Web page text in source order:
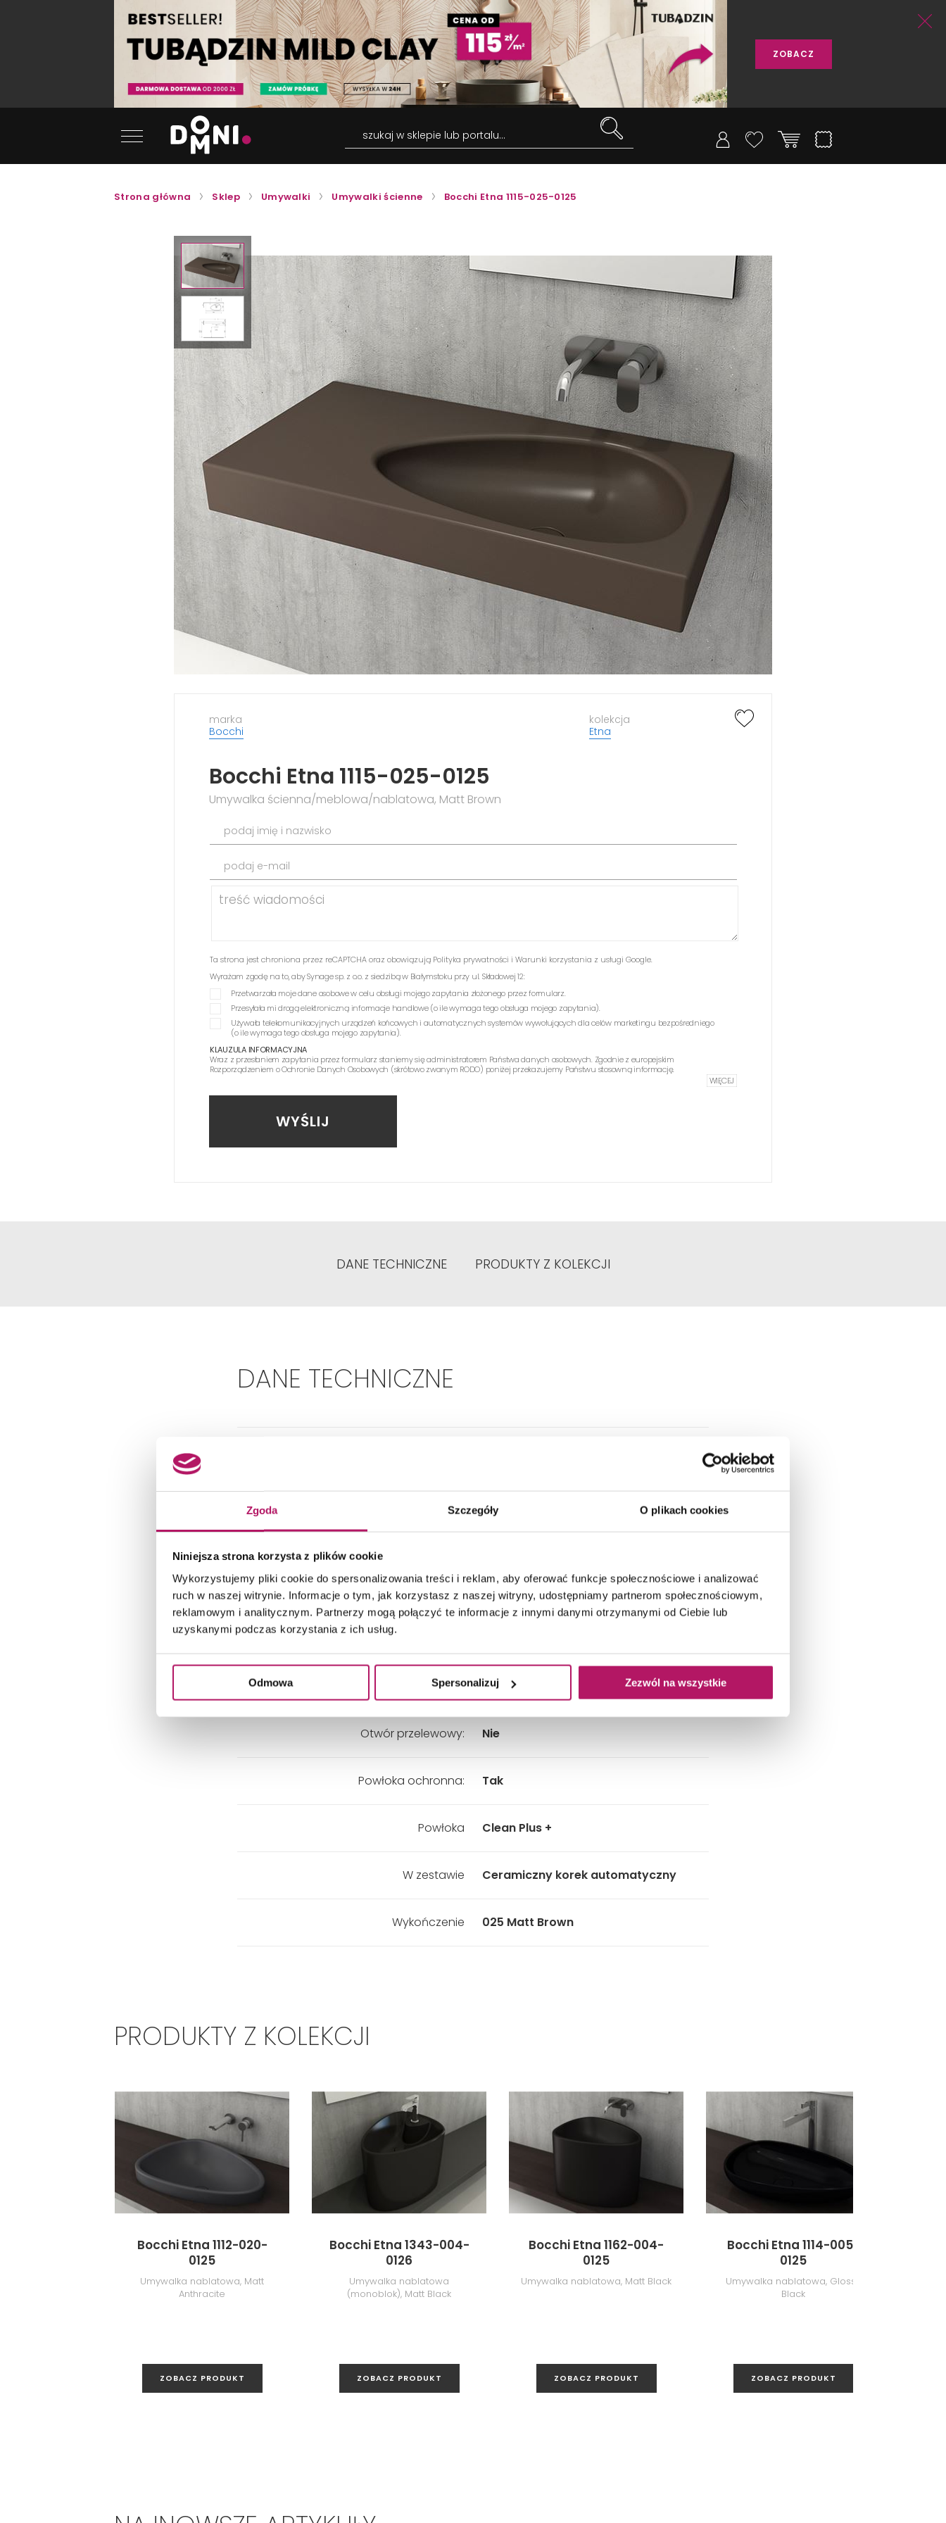
Zgoda Szczegóły O plikach cookies
Niniejsza strona korzysta z plików cookie
Wykorzystujemy pliki cookie do spersonalizowania treści i reklam, aby oferować funkcje społecznościowe i analizować
ruch w naszej witrynie. Informacje o tym, jak korzystasz z naszej witryny, udostępniamy partnerom społecznościowym,
reklamowym i analitycznym. Partnerzy mogą połączyć te informacje z innymi danymi otrzymanymi od Ciebie lub
uzyskanymi podczas korzystania z ich usług.
Odmowa Spersonalizuj Zezwól na wszystkie
ZOBACZ
szukaj w sklepie lub portalu...
Strona główna Sklep Umywalki Umywalki ścienne Bocchi Etna 1115-025-0125
marka
Bocchi
kolekcja
Etna
Bocchi Etna 1115-025-0125
Umywalka ścienna/meblowa/nablatowa, Matt Brown
podaj imię i nazwisko
podaj e-mail
Ta strona jest chroniona przez reCAPTCHA oraz obowiązują Polityka prywatności i Warunki korzystania z usługi Google.
Wyrażam zgodę na to, aby Synage sp. z o.o. z siedzibą w Białymstoku przy ul. Składowej 12:
Przetwarzała moje dane osobowe w celu obsługi mojego zapytania złożonego przez formularz.
Przesyłała mi drogą elektroniczną informacje handlowe (o ile wymaga tego obsługa mojego zapytania).
Używała telekomunikacyjnych urządzeń końcowych i automatycznych systemów wywołujących dla celów marketingu bezpośredniego
(o ile wymaga tego obsługa mojego zapytania).
KLAUZULA INFORMACYJNA
Wraz z przesłaniem zapytania przez formularz staniemy się administratorem Państwa danych osobowych. Zgodnie z europejskim
Rozporządzeniem o Ochronie Danych Osobowych (skrótowo zwanym RODO) poniżej przekazujemy Państwu stosowną informację.
WIĘCEJ
WYŚLIJ
DANE TECHNICZNE PRODUKTY Z KOLEKCJI
DANE TECHNICZNE
Dokładny wymiar - Szerokość: 900 mm
Dokładny wymiar - Wysokość:
Kolor: Brązowy
Otwór przelewowy: Nie
Powłoka ochronna: Tak
Powłoka Clean Plus +
W zestawie Ceramiczny korek automatyczny
Wykończenie 025 Matt Brown
PRODUKTY Z KOLEKCJI
Bocchi Etna 1112-020-
0125
Umywalka nablatowa, Matt
Anthracite
ZOBACZ PRODUKT
Bocchi Etna 1343-004-
0126
Umywalka nablatowa
(monoblok), Matt Black
ZOBACZ PRODUKT
Bocchi Etna 1162-004-
0125
Umywalka nablatowa, Matt Black
ZOBACZ PRODUKT
Bocchi Etna 1114-005-
0125
Umywalka nablatowa, Glossy
Black
ZOBACZ PRODUKT